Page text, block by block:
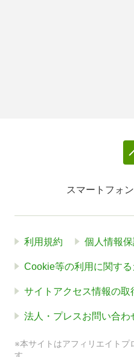
スマートフォ
利用規約 個人情報
Cookie等の利用に関す
サイトアクセス情報の取
法人・プレスお問い合わ
※本サイトはアフィリエイトプ
す